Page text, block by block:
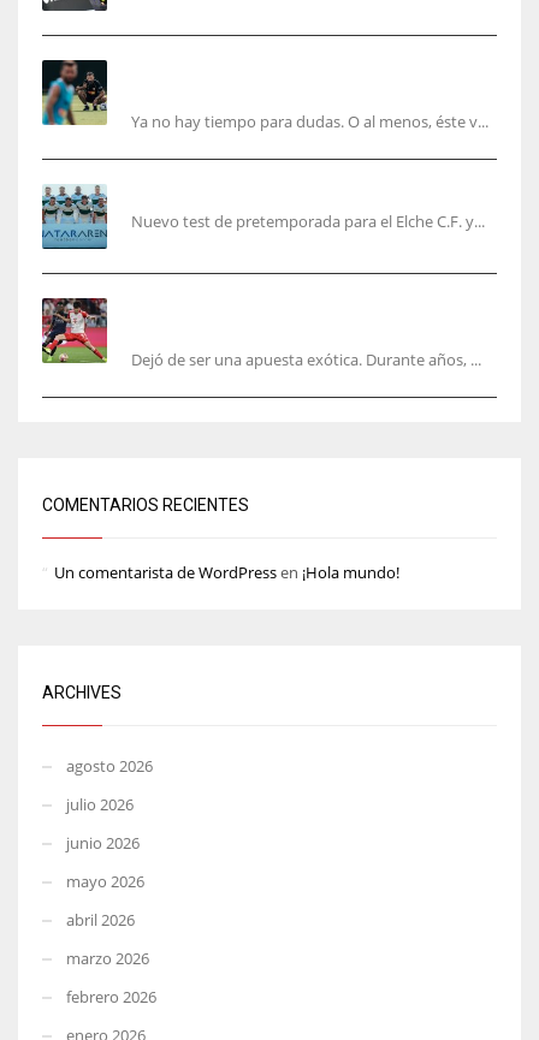
Ya no hay tiempo para dudas. O al menos, éste v...
Nuevo test de pretemporada para el Elche C.F. y...
Dejó de ser una apuesta exótica. Durante años, ...
COMENTARIOS RECIENTES
Un comentarista de WordPressen ¡Hola mundo!
ARCHIVES
agosto 2026
julio 2026
junio 2026
mayo 2026
abril 2026
marzo 2026
febrero 2026
enero 2026